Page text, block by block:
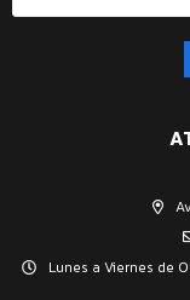
Lunes a Viernes de